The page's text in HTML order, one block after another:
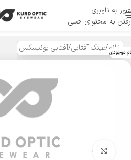
عبور به ناوبری
رفتن به محتوای اصلی
منو
خانه/عینک آفتابی/آفتابی یونیسکس موجودی
بزرگنمایی تصویر